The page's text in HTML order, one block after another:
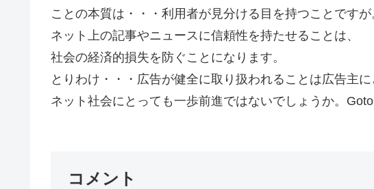
ことの本質は・・・利用者が見分ける目を持つことですが
ネット上の記事やニュースに信頼性を持たせることは、
社会の経済的損失を防ぐことになります。
とりわけ・・・広告が健全に取り扱われることは広告主に
ネット社会にとっても一歩前進ではないでしょうか。Goto
コメント